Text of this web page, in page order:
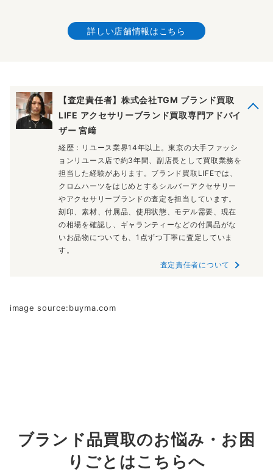
詳しい店舗情報はこちら
【査定責任者】株式会社TGM ブランド買取
LIFE アクセサリーブランド買取専門アドバイ
ザー 宮﨑
経歴：リユース業界14年以上。東京の大手ファッシ
ョンリユース店で約3年間、副店長として買取業務を
担当した経験があります。ブランド買取LIFEでは、
クロムハーツをはじめとするシルバーアクセサリー
やアクセサリーブランドの査定を担当しています。
刻印、素材、付属品、使用状態、モデル需要、現在
の相場を確認し、ギャランティーなどの付属品がな
いお品物についても、1点ずつ丁寧に査定していま
す。
査定責任者について
image source:buyma.com
ブランド品買取のお悩み・お困
りごとはこちらへ